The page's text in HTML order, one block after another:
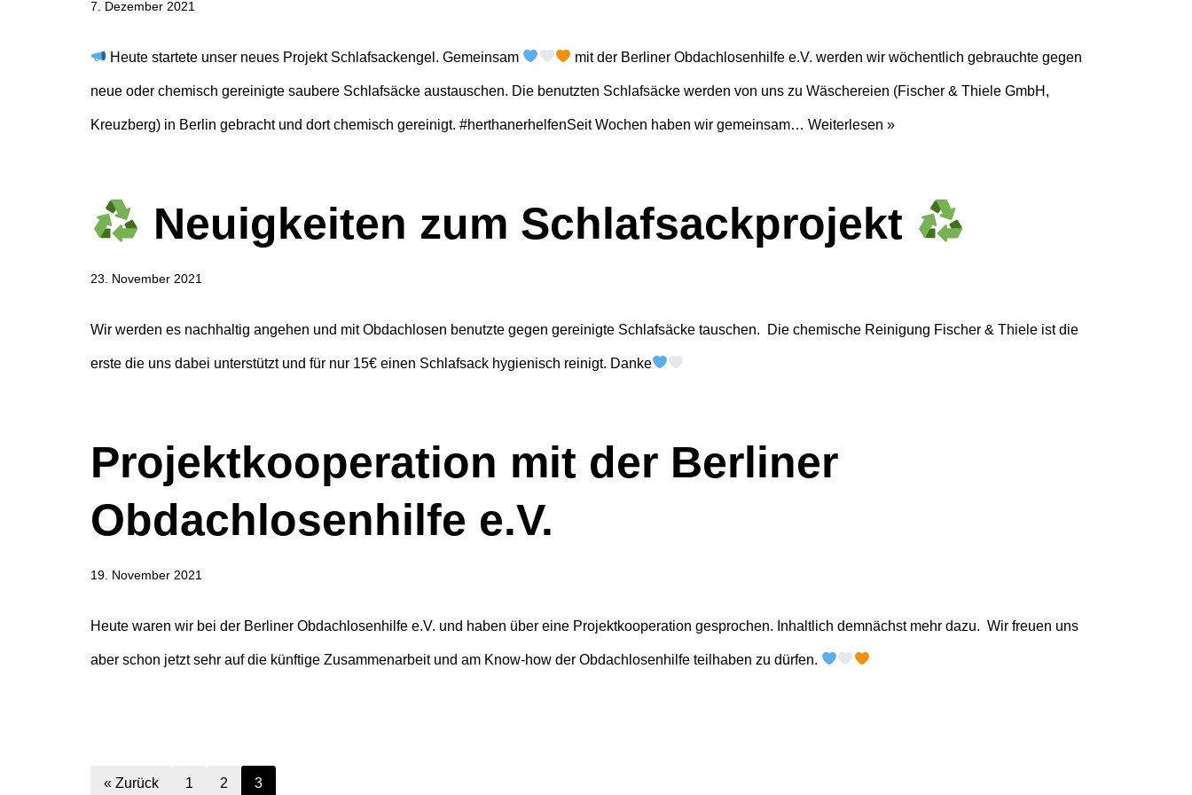
7. Dezember 2021
Heute startete unser neues Projekt Schlafsackengel. Gemeinsam mit der Berliner Obdachlosenhilfe e.V. werden wir wöchentlich gebrauchte gegen
neue oder chemisch gereinigte saubere Schlafsäcke austauschen. Die benutzten Schlafsäcke werden von uns zu Wäschereien (Fischer & Thiele GmbH,
Kreuzberg) in Berlin gebracht und dort chemisch gereinigt. #herthanerhelfenSeit Wochen haben wir gemeinsam… Weiterlesen »
Neuigkeiten zum Schlafsackprojekt
23. November 2021
Wir werden es nachhaltig angehen und mit Obdachlosen benutzte gegen gereinigte Schlafsäcke tauschen. Die chemische Reinigung Fischer & Thiele ist die
erste die uns dabei unterstützt und für nur 15€ einen Schlafsack hygienisch reinigt. Danke
Projektkooperation mit der Berliner
Obdachlosenhilfe e.V.
19. November 2021
Heute waren wir bei der Berliner Obdachlosenhilfe e.V. und haben über eine Projektkooperation gesprochen. Inhaltlich demnächst mehr dazu. Wir freuen uns
aber schon jetzt sehr auf die künftige Zusammenarbeit und am Know-how der Obdachlosenhilfe teilhaben zu dürfen.
« Zurück 1 2 3